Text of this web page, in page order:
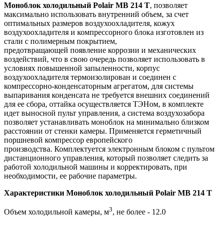
Моноблок холодильный Polair MB 214 T, позволяет
максимально использовать внутренний объем, за счет
оптимальных размеров воздухоохладителя, кожух
воздухоохладителя и компрессорного блока изготовлен из
стали с полимерным покрытием,
предотвращающей появление коррозии и механических
воздействий, что в свою очередь позволяет использовать в
условиях повышенной запыленности, корпус
воздухоохладителя термоизолирован и соединен с
компрессорно-конденсаторным агрегатом, для системы
выпаривания конденсата не требуется внешних соединений
для ее сбора, оттайка осуществляется ТЭНом, в комплекте
идет выносной пульт управления, а система воздухозабора
позволяет устанавливать моноблок на минимально близком
расстоянии от стенки камеры. Применяется герметичный
поршневой компрессор европейского
производства. Комплектуется электронным блоком с пультом
дистанционного управления, который позволяет следить за
работой холодильной машины и корректировать, при
необходимости, ее рабочие параметры.
Характеристики Моноблок холодильный Polair MB 214 T
Объем холодильной камеры, м3, не более - 12.0